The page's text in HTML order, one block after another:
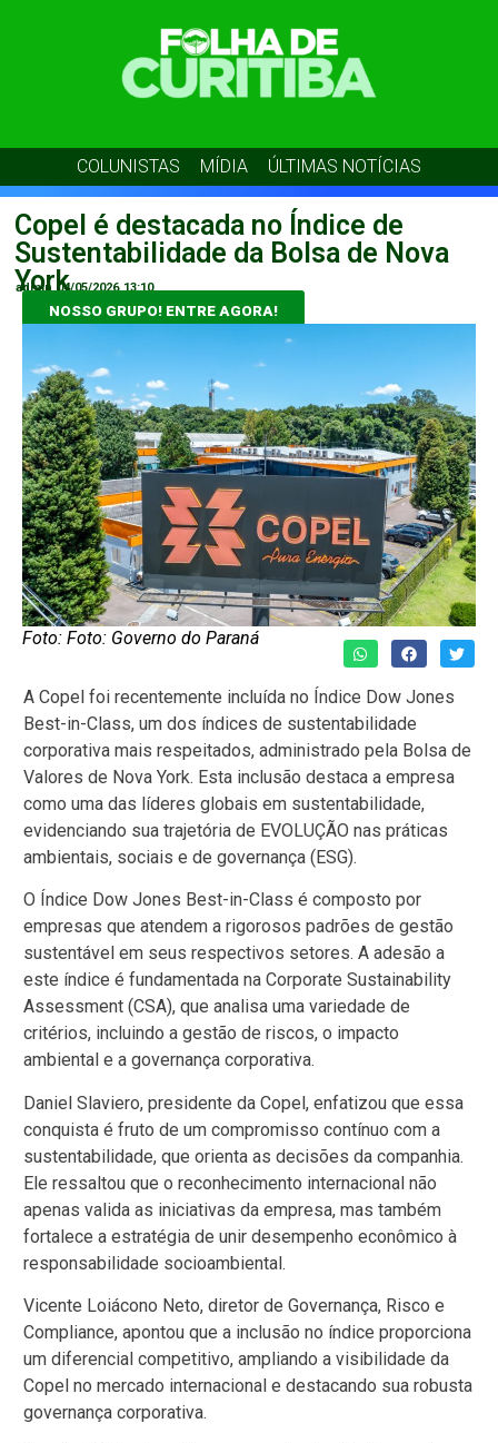
COLUNISTAS MÍDIA ÚLTIMAS NOTÍCIAS
Copel é destacada no Índice de
Sustentabilidade da Bolsa de Nova
York
admin 04/05/2026 13:10
NOSSO GRUPO! ENTRE AGORA!
Foto: Foto: Governo do Paraná
A Copel foi recentemente incluída no Índice Dow Jones
Best-in-Class, um dos índices de sustentabilidade
corporativa mais respeitados, administrado pela Bolsa de
Valores de Nova York. Esta inclusão destaca a empresa
como uma das líderes globais em sustentabilidade,
evidenciando sua trajetória de EVOLUÇÃO nas práticas
ambientais, sociais e de governança (ESG).
O Índice Dow Jones Best-in-Class é composto por
empresas que atendem a rigorosos padrões de gestão
sustentável em seus respectivos setores. A adesão a
este índice é fundamentada na Corporate Sustainability
Assessment (CSA), que analisa uma variedade de
critérios, incluindo a gestão de riscos, o impacto
ambiental e a governança corporativa.
Daniel Slaviero, presidente da Copel, enfatizou que essa
conquista é fruto de um compromisso contínuo com a
sustentabilidade, que orienta as decisões da companhia.
Ele ressaltou que o reconhecimento internacional não
apenas valida as iniciativas da empresa, mas também
fortalece a estratégia de unir desempenho econômico à
responsabilidade socioambiental.
Vicente Loiácono Neto, diretor de Governança, Risco e
Compliance, apontou que a inclusão no índice proporciona
um diferencial competitivo, ampliando a visibilidade da
Copel no mercado internacional e destacando sua robusta
governança corporativa.